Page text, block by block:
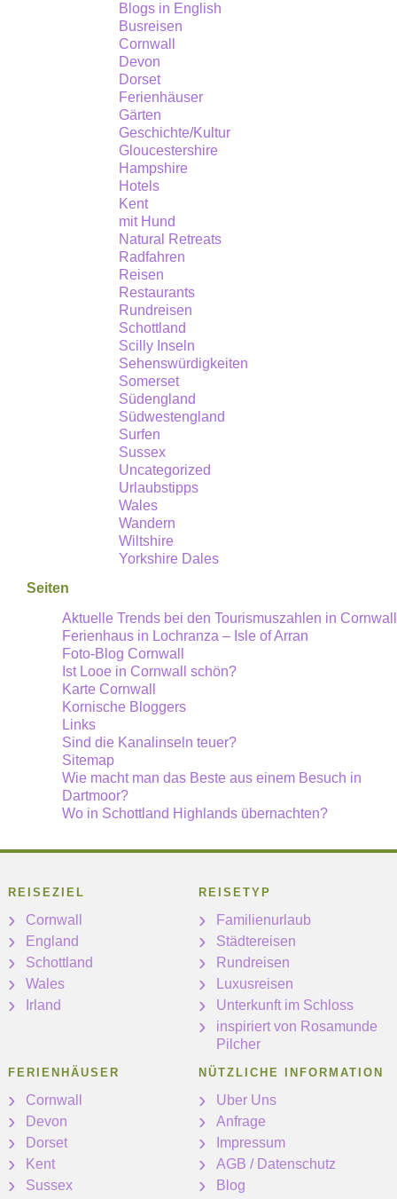
Blogs in English
Busreisen
Cornwall
Devon
Dorset
Ferienhäuser
Gärten
Geschichte/Kultur
Gloucestershire
Hampshire
Hotels
Kent
mit Hund
Natural Retreats
Radfahren
Reisen
Restaurants
Rundreisen
Schottland
Scilly Inseln
Sehenswürdigkeiten
Somerset
Südengland
Südwestengland
Surfen
Sussex
Uncategorized
Urlaubstipps
Wales
Wandern
Wiltshire
Yorkshire Dales
Seiten
Aktuelle Trends bei den Tourismuszahlen in Cornwall
Ferienhaus in Lochranza – Isle of Arran
Foto-Blog Cornwall
Ist Looe in Cornwall schön?
Karte Cornwall
Kornische Bloggers
Links
Sind die Kanalinseln teuer?
Sitemap
Wie macht man das Beste aus einem Besuch in
Dartmoor?
Wo in Schottland Highlands übernachten?
REISEZIEL
Cornwall
England
Schottland
Wales
Irland
REISETYP
Familienurlaub
Städtereisen
Rundreisen
Luxusreisen
Unterkunft im Schloss
inspiriert von Rosamunde
Pilcher
FERIENHÄUSER
Cornwall
Devon
Dorset
Kent
Sussex
NÜTZLICHE INFORMATION
Uber Uns
Anfrage
Impressum
AGB / Datenschutz
Blog